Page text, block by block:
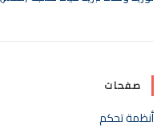
صفحات
أنظمة تحكم